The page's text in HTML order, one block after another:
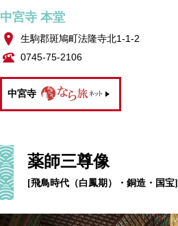
中宮寺 本堂
生駒郡斑鳩町法隆寺北1-1-2
0745-75-2106
中宮寺
薬師三尊像
[飛鳥時代（白鳳期）・銅造・国宝]